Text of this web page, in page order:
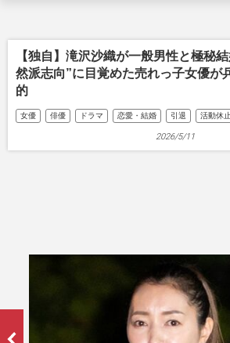
【独自】滝沢沙織が一般男性と極秘
然派志向”に目覚めた売れっ子女優が
的
女優 俳優 ドラマ 恋愛・結婚 引退 活動休止
2026/5/11